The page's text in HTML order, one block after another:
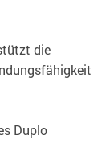
die
Duplo